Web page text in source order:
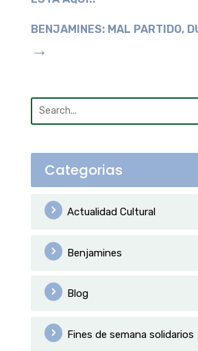
BENJAMINES: MAL PARTIDO,
→
Categorias
Actualidad Cultural
Benjamines
Blog
Fines de semana solidarios